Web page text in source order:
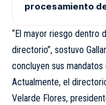
procesamiento
“El mayor riesgo dentro
directorio”, sostuvo
concluyen sus mandatos
Actualmente, el
Velarde Flores,